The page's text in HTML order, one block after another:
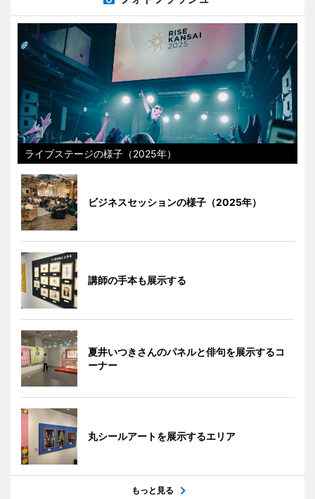
ライブステージの様子（2025年）
ビジネスセッションの様子（2025年）
講師の手本も展示する
夏井いつきさんのパネルと俳句を展示するコ
ーナー
丸シールアートを展示するエリア
もっと見る